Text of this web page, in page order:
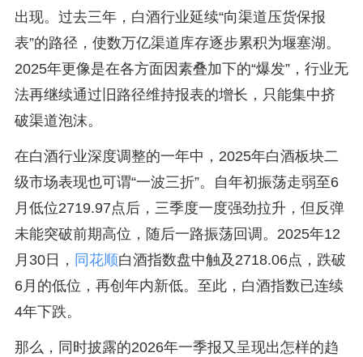
出现。过去三年，白酒行业延续“向渠道压货保报
表”的路径，使数万亿渠道库存逐步累积为堰塞湖。
2025年更像是在各方面因素叠加下的“爆发”，行业无
法再继续通过旧路径维持报表的增长，只能集中挤
破渠道泡沫。
在白酒行业深度调整的一年中，2025年白酒板块二
级市场表现也可谓“一波三折”。自年初振荡走弱至6
月低位2719.97点后，三季度一度强劲拉升，但反弹
未能突破前期高位，随后一路振荡回调。2025年12
月30日， 同花顺白酒指数盘中触及2718.06点，跌破
6月的低位，再创年内新低。至此，白酒指数已连续
4年下跌。
那么，同时披露的2026年一季报又呈现出怎样的趋